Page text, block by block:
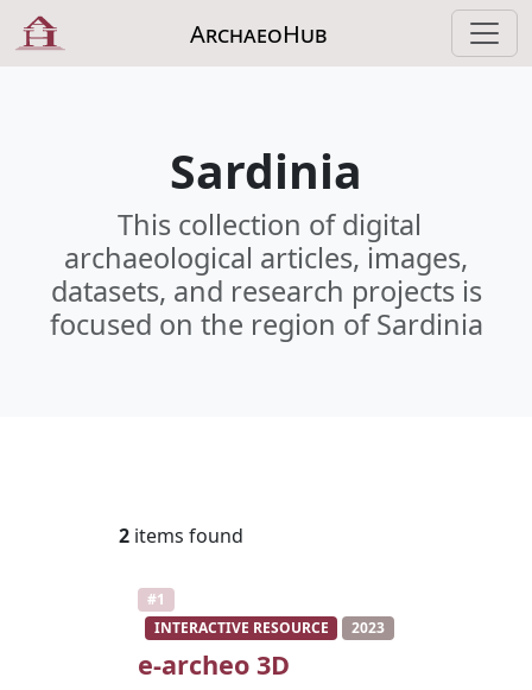
ArchaeoHub
Sardinia
This collection of digital
archaeological articles, images,
datasets, and research projects is
focused on the region of Sardinia
2 items found
#1
INTERACTIVE RESOURCE
2023
e-archeo 3D